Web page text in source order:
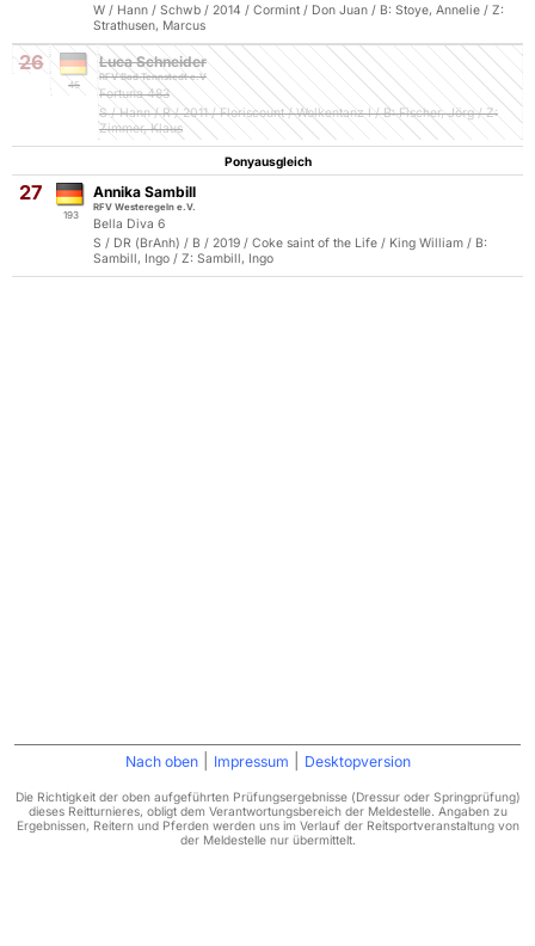
W / Hann / Schwb / 2014 / Cormint / Don Juan / B: Stoye, Annelie / Z:
Strathusen, Marcus
26
45
Luca Schneider
RFV Bad Tennstedt e.V
Fortuna 483
S / Hann / R / 2011 / Floriscount / Wolkentanz I / B: Fischer, Jörg / Z:
Zimmer, Klaus
Ponyausgleich
27
193
Annika Sambill
RFV Westeregeln e.V.
Bella Diva 6
S / DR (BrAnh) / B / 2019 / Coke saint of the Life / King William / B:
Sambill, Ingo / Z: Sambill, Ingo
Nach oben Impressum Desktopversion
Die Richtigkeit der oben aufgeführten Prüfungsergebnisse (Dressur oder Springprüfung)
dieses Reitturnieres, obligt dem Verantwortungsbereich der Meldestelle. Angaben zu
Ergebnissen, Reitern und Pferden werden uns im Verlauf der Reitsportveranstaltung von
der Meldestelle nur übermittelt.